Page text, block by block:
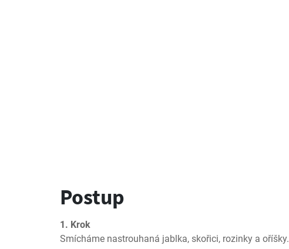
Postup
1. Krok
Smícháme nastrouhaná jablka, skořici, rozinky a oříšky.